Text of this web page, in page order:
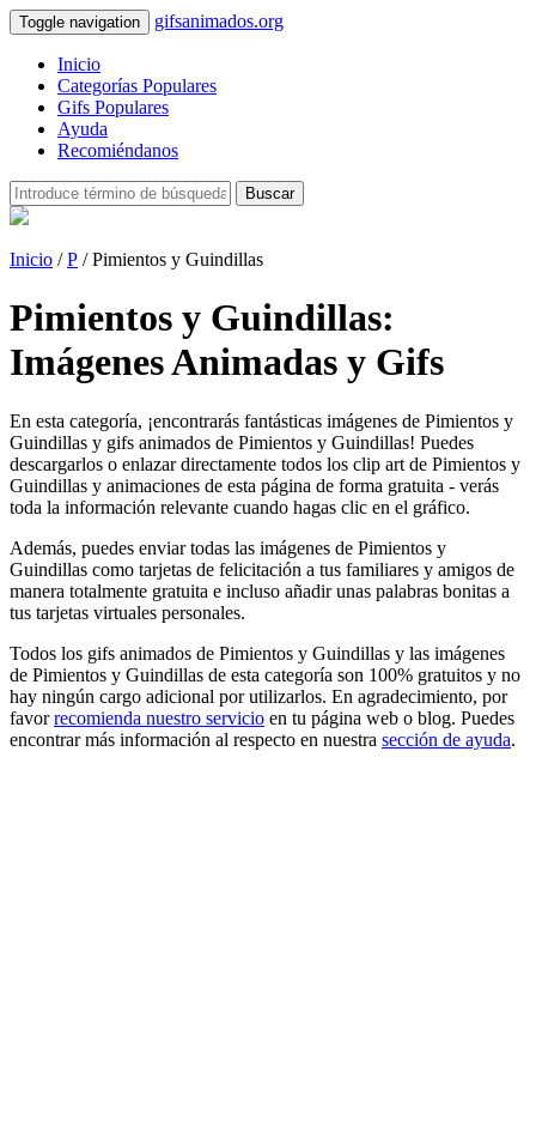
Toggle navigation gifsanimados.org
Inicio
Categorías Populares
Gifs Populares
Ayuda
Recomiéndanos
Buscar
Inicio /P / Pimientos y Guindillas
Pimientos y Guindillas:
Imágenes Animadas y Gifs
En esta categoría, ¡encontrarás fantásticas imágenes de Pimientos y
Guindillas y gifs animados de Pimientos y Guindillas! Puedes
descargarlos o enlazar directamente todos los clip art de Pimientos y
Guindillas y animaciones de esta página de forma gratuita - verás
toda la información relevante cuando hagas clic en el gráfico.
Además, puedes enviar todas las imágenes de Pimientos y
Guindillas como tarjetas de felicitación a tus familiares y amigos de
manera totalmente gratuita e incluso añadir unas palabras bonitas a
tus tarjetas virtuales personales.
Todos los gifs animados de Pimientos y Guindillas y las imágenes
de Pimientos y Guindillas de esta categoría son 100% gratuitos y no
hay ningún cargo adicional por utilizarlos. En agradecimiento, por
favorrecomienda nuestro servicio en tu página web o blog. Puedes
encontrar más información al respecto en nuestra sección de ayuda.